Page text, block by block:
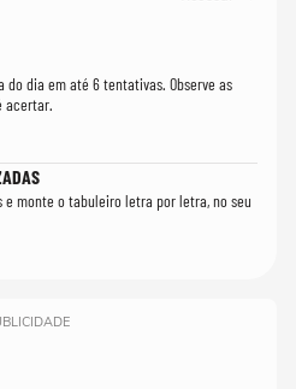
do dia em até 6 tentativas. Observe as
acertar.
e monte o tabuleiro letra por letra, no seu